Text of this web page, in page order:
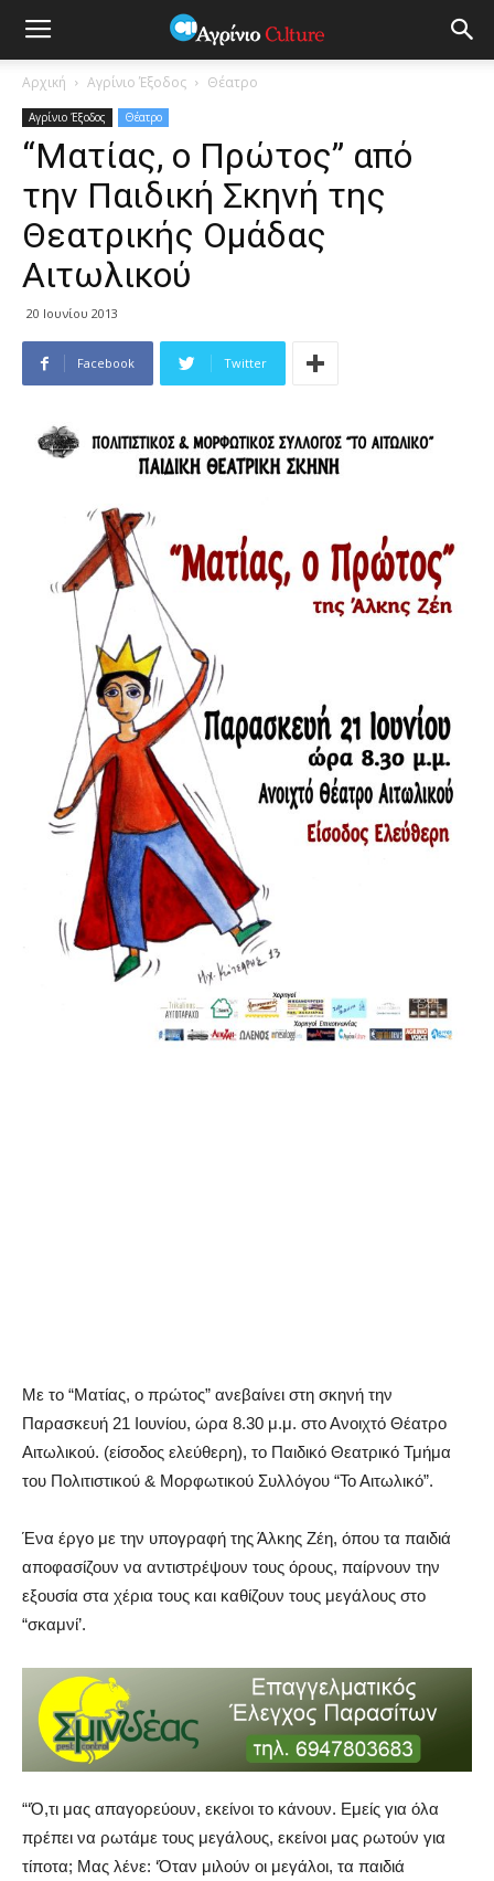
Αρχική Αγρίνιο Έξοδος Θέατρο
Αγρίνιο Έξοδος Θέατρο
“Ματίας, ο Πρώτος” από
την Παιδική Σκηνή της
Θεατρικής Ομάδας
Αιτωλικού
20 Ιουνίου 2013
Facebook Twitter
Με το “Ματίας, ο πρώτος” ανεβαίνει στη σκηνή την
Παρασκευή 21 Ιουνίου, ώρα 8.30 μ.μ. στο Ανοιχτό Θέατρο
Αιτωλικού. (είσοδος ελεύθερη), το Παιδικό Θεατρικό Τμήμα
του Πολιτιστικού & Μορφωτικού Συλλόγου “Το Αιτωλικό”.
Ένα έργο με την υπογραφή της Άλκης Ζέη, όπου τα παιδιά
αποφασίζουν να αντιστρέψουν τους όρους, παίρνουν την
εξουσία στα χέρια τους και καθίζουν τους μεγάλους στο
“σκαμνί’.
“‘Ό,τι μας απαγορεύουν, εκείνοι το κάνουν. Εμείς για όλα
πρέπει να ρωτάμε τους μεγάλους, εκείνοι μας ρωτούν για
τίποτα; Μας λένε: ‘Όταν μιλούν οι μεγάλοι, τα παιδιά